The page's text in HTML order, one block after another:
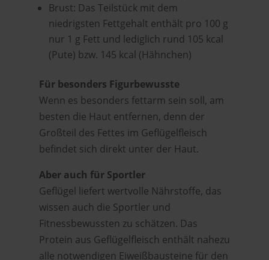
Brust: Das Teilstück mit dem
niedrigsten Fettgehalt enthält pro 100 g
nur 1 g Fett und lediglich rund 105 kcal
(Pute) bzw. 145 kcal (Hähnchen)
Für besonders Figurbewusste
Wenn es besonders fettarm sein soll, am
besten die Haut entfernen, denn der
Großteil des Fettes im Geflügelfleisch
befindet sich direkt unter der Haut.
Aber auch für Sportler
Geflügel liefert wertvolle Nährstoffe, das
wissen auch die Sportler und
Fitnessbewussten zu schätzen. Das
Protein aus Geflügelfleisch enthält nahezu
alle notwendigen Eiweißbausteine für den